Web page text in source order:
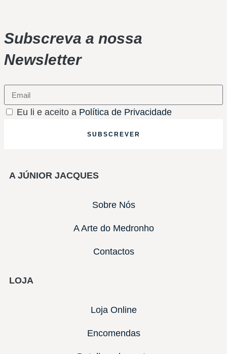
Subscreva a nossa
Newsletter
Eu li e aceito a Política de Privacidade
SUBSCREVER
A JÚNIOR JACQUES
Sobre Nós
A Arte do Medronho
Contactos
LOJA
Loja Online
Encomendas